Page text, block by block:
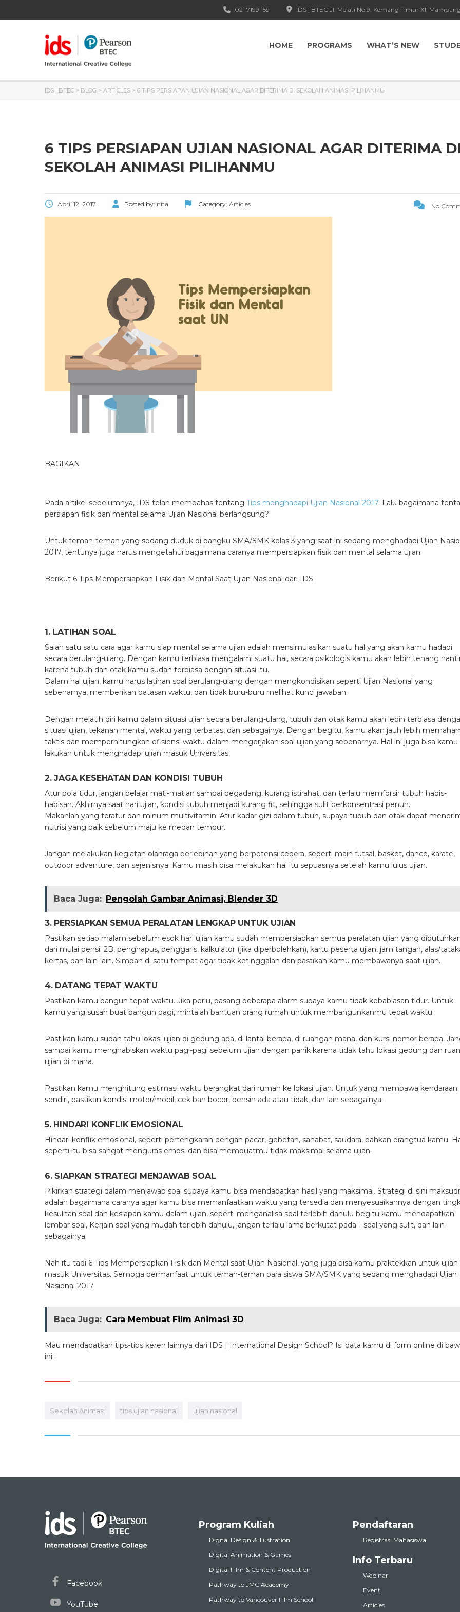
IDS | BTEC Jl. Melati No.9, Kemang Timur XI,
021 7199 159
HOME PROGRAMS WHAT’S NEW
IDS | BTEC > BLOG > ARTICLES > 6 TIPS PERSIAPAN UJIAN NASIONAL AGAR DITERIMA DI SEKOLAH ANIMASI PILIHANMU
6 TIPS PERSIAPAN UJIAN NASIONAL AGAR DITERIMA
SEKOLAH ANIMASI PILIHANMU
April 12, 2017 Posted by: nita Category: Articles No
BAGIKAN
Pada artikel sebelumnya, IDS telah membahas tentang Tips menghadapi Ujian Nasional 2017. Lalu bagaimana
persiapan fisik dan mental selama Ujian Nasional berlangsung?
Untuk teman-teman yang sedang duduk di bangku SMA/SMK kelas 3 yang saat ini sedang menghadapi Ujian
2017, tentunya juga harus mengetahui bagaimana caranya mempersiapkan fisik dan mental selama ujian.
Berikut 6 Tips Mempersiapkan Fisik dan Mental Saat Ujian Nasional dari IDS.
1. LATIHAN SOAL
Salah satu satu cara agar kamu siap mental selama ujian adalah mensimulasikan suatu hal yang akan kamu hadapi
secara berulang-ulang. Dengan kamu terbiasa mengalami suatu hal, secara psikologis kamu akan lebih tenang
karena tubuh dan otak kamu sudah terbiasa dengan situasi itu.
Dalam hal ujian, kamu harus latihan soal berulang-ulang dengan mengkondisikan seperti Ujian Nasional yang
sebenarnya, memberikan batasan waktu, dan tidak buru-buru melihat kunci jawaban.
Dengan melatih diri kamu dalam situasi ujian secara berulang-ulang, tubuh dan otak kamu akan lebih terbiasa
situasi ujian, tekanan mental, waktu yang terbatas, dan sebagainya. Dengan begitu, kamu akan jauh lebih
taktis dan memperhitungkan efisiensi waktu dalam mengerjakan soal ujian yang sebenarnya. Hal ini juga bisa kamu
lakukan untuk menghadapi ujian masuk Universitas.
2. JAGA KESEHATAN DAN KONDISI TUBUH
Atur pola tidur, jangan belajar mati-matian sampai begadang, kurang istirahat, dan terlalu memforsir tubuh habis-
habisan. Akhirnya saat hari ujian, kondisi tubuh menjadi kurang fit, sehingga sulit berkonsentrasi penuh.
Makanlah yang teratur dan minum multivitamin. Atur kadar gizi dalam tubuh, supaya tubuh dan otak dapat
nutrisi yang baik sebelum maju ke medan tempur.
Jangan melakukan kegiatan olahraga berlebihan yang berpotensi cedera, seperti main futsal, basket, dance, karate,
outdoor adventure, dan sejenisnya. Kamu masih bisa melakukan hal itu sepuasnya setelah kamu lulus ujian.
Baca Juga: Pengolah Gambar Animasi, Blender 3D
3. PERSIAPKAN SEMUA PERALATAN LENGKAP UNTUK UJIAN
Pastikan setiap malam sebelum esok hari ujian kamu sudah mempersiapkan semua peralatan ujian yang
dari mulai pensil 2B, penghapus, penggaris, kalkulator (jika diperbolehkan), kartu peserta ujian, jam tangan, alas/
kertas, dan lain-lain. Simpan di satu tempat agar tidak ketinggalan dan pastikan kamu membawanya saat ujian.
4. DATANG TEPAT WAKTU
Pastikan kamu bangun tepat waktu. Jika perlu, pasang beberapa alarm supaya kamu tidak kebablasan tidur. Untuk
kamu yang susah buat bangun pagi, mintalah bantuan orang rumah untuk membangunkanmu tepat waktu.
Pastikan kamu sudah tahu lokasi ujian di gedung apa, di lantai berapa, di ruangan mana, dan kursi nomor berapa.
sampai kamu menghabiskan waktu pagi-pagi sebelum ujian dengan panik karena tidak tahu lokasi gedung dan
ujian di mana.
Pastikan kamu menghitung estimasi waktu berangkat dari rumah ke lokasi ujian. Untuk yang membawa kendaraan
sendiri, pastikan kondisi motor/mobil, cek ban bocor, bensin ada atau tidak, dan lain sebagainya.
5. HINDARI KONFLIK EMOSIONAL
Hindari konflik emosional, seperti pertengkaran dengan pacar, gebetan, sahabat, saudara, bahkan orangtua kamu.
seperti itu bisa sangat menguras emosi dan bisa membuatmu tidak maksimal selama ujian.
6. SIAPKAN STRATEGI MENJAWAB SOAL
Pikirkan strategi dalam menjawab soal supaya kamu bisa mendapatkan hasil yang maksimal. Strategi di sini
adalah bagaimana caranya agar kamu bisa memanfaatkan waktu yang tersedia dan menyesuaikannya dengan
kesulitan soal dan kesiapan kamu dalam ujian, seperti menganalisa soal terlebih dahulu begitu kamu mendapatkan
lembar soal, Kerjain soal yang mudah terlebih dahulu, jangan terlalu lama berkutat pada 1 soal yang sulit, dan lain
sebagainya.
Nah itu tadi 6 Tips Mempersiapkan Fisik dan Mental saat Ujian Nasional, yang juga bisa kamu praktekkan untuk ujian
masuk Universitas. Semoga bermanfaat untuk teman-teman para siswa SMA/SMK yang sedang menghadapi Ujian
Nasional 2017.
Baca Juga: Cara Membuat Film Animasi 3D
Mau mendapatkan tips-tips keren lainnya dari IDS | International Design School? Isi data kamu di form online di
ini :
Sekolah Animasi tips ujian nasional ujian nasional
Facebook
YouTube
Program Kuliah
Digital Design & Illustration
Digital Animation & Games
Digital Film & Content Production
Pathway to JMC Academy
Pathway to Vancouver Film School
Pendaftaran
Registrasi Mahasiswa
Info Terbaru
Webinar
Event
Articles